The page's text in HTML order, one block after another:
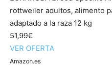
rottweiler adultos, alimento
adaptado a la raza 12 kg
51,99€
VER OFERTA
Amazon.es